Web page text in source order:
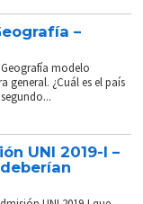
–
modelo
general. ¿Cuál es el país
UNI 2019-I –